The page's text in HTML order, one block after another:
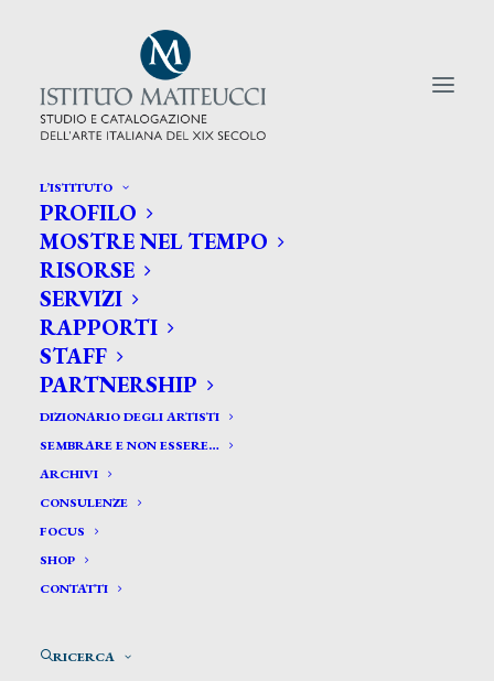
L’ISTITUTO
PROFILO
MOSTRE NEL TEMPO
RISORSE
SERVIZI
RAPPORTI
STAFF
PARTNERSHIP
DIZIONARIO DEGLI ARTISTI
SEMBRARE E NON ESSERE…
ARCHIVI
CONSULENZE
FOCUS
SHOP
CONTATTI
RICERCA
CERCA TRA GLI ARTISTI:
Search
for:
La Touche Gaston